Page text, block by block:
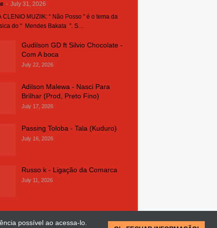
possível ao acessa-lo.
- July 31, 2026
CLENIO MUZIIK: “ Não Posso ” é o tema da
do “ Mendes Bakata ”. S…
Gudilson GD ft Silvio Chocolate -
Com A boca
July 22, 2026
Adilson Malewa - Nasci Para
Brilhar (Prod, Preto Fino)
July 17, 2026
Passing Toloba - Tala (Kuduro)
July 16, 2026
Russo k - Ligação da Comarca
July 11, 2026